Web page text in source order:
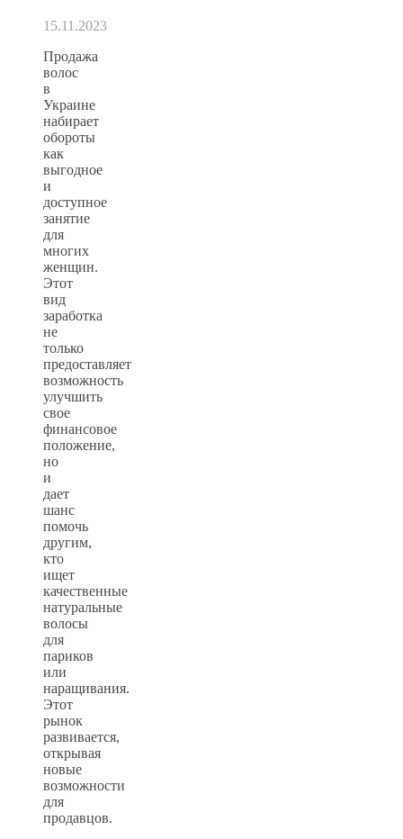
15.11.2023
Продажа
волос
в
Украине
набирает
обороты
как
выгодное
и
доступное
занятие
для
многих
женщин.
Этот
вид
заработка
не
только
предоставляет
возможность
улучшить
свое
финансовое
положение,
но
и
дает
шанс
помочь
другим,
кто
ищет
качественные
натуральные
волосы
для
париков
или
наращивания.
Этот
рынок
развивается,
открывая
новые
возможности
для
продавцов.